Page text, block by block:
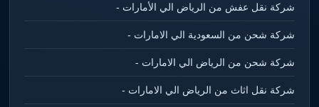
شركة نقل عفش من الرياض الي الأمارات -
شركة شحن من السعودية الي الامارات -
شركة شحن من الرياض الي الامارات -
شركة نقل اثاث من الرياض الي الامارات -